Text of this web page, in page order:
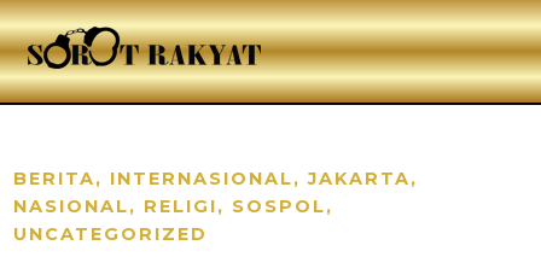
BERITA, INTERNASIONAL,JAKARTA,
NASIONAL, RELIGI, SOSPOL,
UNCATEGORIZED